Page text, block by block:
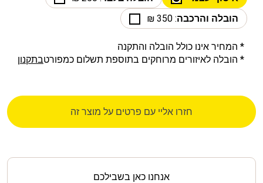
הובלה והרכבה: 350 ₪
* המחיר אינו כולל הובלה והתקנה
* הובלה לאיזורים מרוחקים בתוספת תשלום כמפורטבתקנון
חזרו אליי עם פרטים על מוצר זה
אנחנו כאן בשבילכם